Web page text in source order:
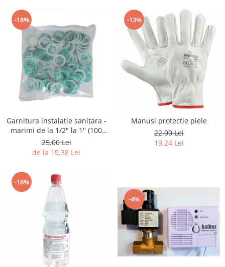
-18%
Garnitura instalatie sanitara -
marimi de la 1/2" la 1'' (100
BUC.)
25,00 Lei
de la 19,38 Lei
-13%
Manusi protectie piele
22,00 Lei
19,24 Lei
-16%
-4%